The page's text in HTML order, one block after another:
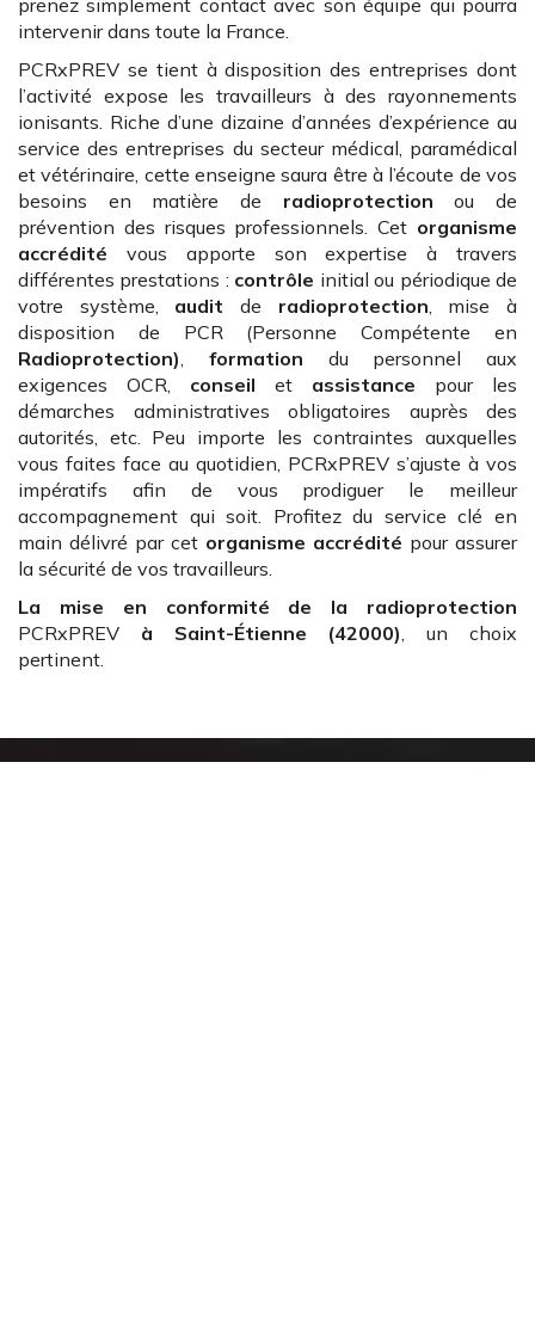
intervenir dans toute la France.
PCRxPREV se tient à disposition des entreprises dont
l’activité expose les travailleurs à des rayonnements
ionisants. Riche d’une dizaine d’années d’expérience au
service des entreprises du secteur médical, paramédical
et vétérinaire, cette enseigne saura être à l’écoute de vos
besoins en matière de radioprotection ou de
prévention des risques professionnels. Cet organisme
accrédité vous apporte son expertise à travers
différentes prestations : contrôle initial ou périodique de
votre système, audit de radioprotection , mise à
disposition de PCR (Personne Compétente en
Radioprotection)
formation du personnel aux
exigences OCR, conseil et assistance pour les
démarches administratives obligatoires auprès des
autorités, etc. Peu importe les contraintes auxquelles
vous faites face au quotidien, PCRxPREV s’ajuste à vos
impératifs afin de vous prodiguer le meilleur
accompagnement qui soit. Profitez du service clé en
main délivré par cet organisme accrédité pour assurer
la sécurité de vos travailleurs.
La mise en conformité de la radioprotection
PCRxPREV à Saint-Étienne (42000)
, un choix
pertinent.